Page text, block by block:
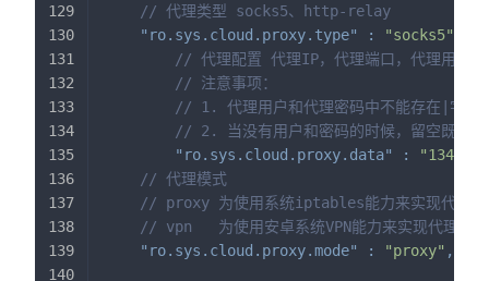
// 代理类型 socks5、http-relay
"ro.sys.cloud.proxy.type"
: "socks5"
// 代理配置 代理IP，代理端口，代理用
// 注意事项：
// 1. 代理用户和代理密码中不能存在|字符
// 2. 当没有用户和密码的时候，留空既
"ro.sys.cloud.proxy.data"
:
// 代理模式
// proxy 为使用系统iptables能力来实现代理功
// vpn   为使用安卓系统VPN能力来实现代理功能
"ro.sys.cloud.proxy.mode"
: "proxy" ,